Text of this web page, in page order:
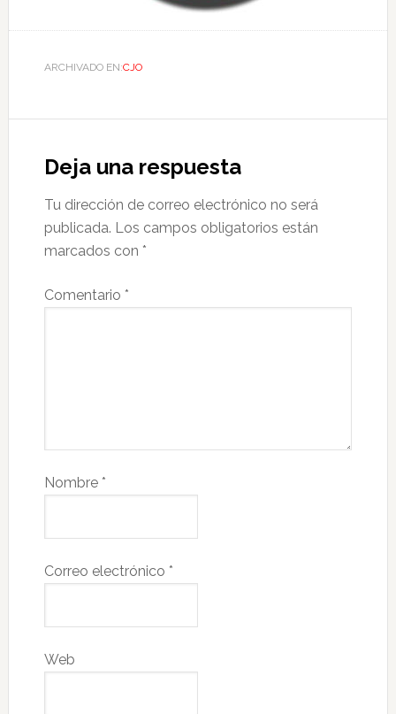
ARCHIVADO EN:CJO
Deja una respuesta
Tu dirección de correo electrónico no será
publicada. Los campos obligatorios están
marcados con *
Comentario *
Nombre *
Correo electrónico *
Web